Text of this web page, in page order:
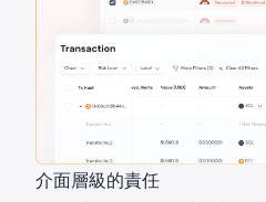
介面層級的責任